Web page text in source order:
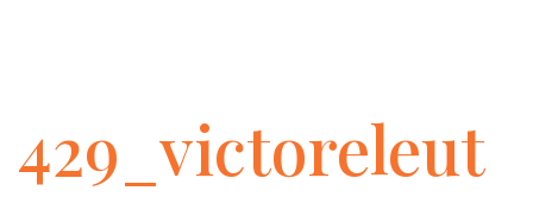
429_victoreleut